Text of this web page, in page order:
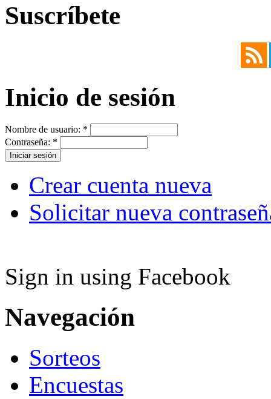
Suscríbete
Inicio de sesión
Nombre de usuario: *
Contraseña: *
Crear cuenta nueva
Solicitar nueva
Sign in using Facebook
Navegación
Sorteos
Encuestas